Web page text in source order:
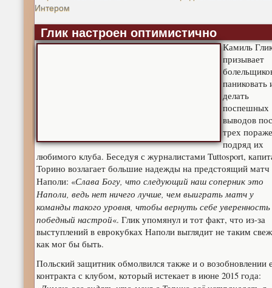
Интером
Глик настроен оптимистично
Камиль
призывает
паниковать
делать
поспешных
выводов
трех
подряд их
любимого клуба. Беседуя с журналистами Tuttosport,
Торино возлагает большие надежды на предстоящий матч
Наполи: «Слава Богу, что следующий наш соперник это
Наполи, ведь нет ничего лучше, чем выиграть матч у
команды такого уровня, чтобы вернуть себе
победный настрой«. Глик упомянул и тот факт, что из-за
выступлений в еврокубках Наполи выглядит не таким
как мог бы быть.
Польский защитник обмолвился также и о возобновлении
контракта с клубом, который истекает в июне 2015 года: